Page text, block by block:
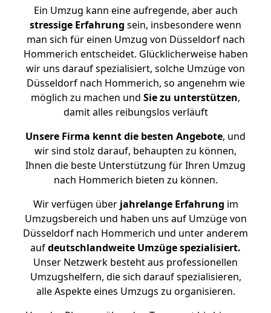
Ein Umzug kann eine aufregende, aber auch
stressige Erfahrung sein, insbesondere wenn
man sich für einen Umzug von Düsseldorf nach
Hommerich entscheidet. Glücklicherweise haben
wir uns darauf spezialisiert, solche Umzüge von
Düsseldorf nach Hommerich, so angenehm wie
möglich zu machen und Sie zu unterstützen,
damit alles reibungslos verläuft
Unsere Firma kennt die besten Angebote, und
wir sind stolz darauf, behaupten zu können,
Ihnen die beste Unterstützung für Ihren Umzug
nach Hommerich bieten zu können.
Wir verfügen überjahrelange Erfahrung im
Umzugsbereich und haben uns auf Umzüge von
Düsseldorf nach Hommerich und unter anderem
aufdeutschlandweite Umzüge spezialisiert.
Unser Netzwerk besteht aus professionellen
Umzugshelfern, die sich darauf spezialisieren,
alle Aspekte eines Umzugs zu organisieren.